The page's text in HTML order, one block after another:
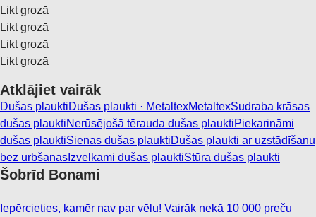
Likt grozā
Likt grozā
Likt grozā
Likt grozā
Atklājiet vairāk
Dušas plauktiDušas plaukti · MetaltexMetaltexSudraba krāsas
dušas plauktiNerūsējošā tērauda dušas plauktiPiekarināmi
dušas plauktiSienas dušas plauktiDušas plaukti ar uzstādīšanu
bez urbšanas Izvelkami dušas plauktiStūra dušas plaukti
Šobrīd Bonami
Iepērcieties, kamēr nav par vēlu! Vairāk nekā 10 000 preču